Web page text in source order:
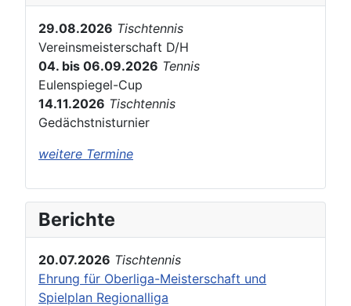
29.08.2026 Tischtennis
Vereinsmeisterschaft D/H
04. bis 06.09.2026 Tennis
Eulenspiegel-Cup
14.11.2026 Tischtennis
Gedächstnisturnier
weitere Termine
Berichte
20.07.2026 Tischtennis
Ehrung für Oberliga-Meisterschaft und
Spielplan Regionalliga